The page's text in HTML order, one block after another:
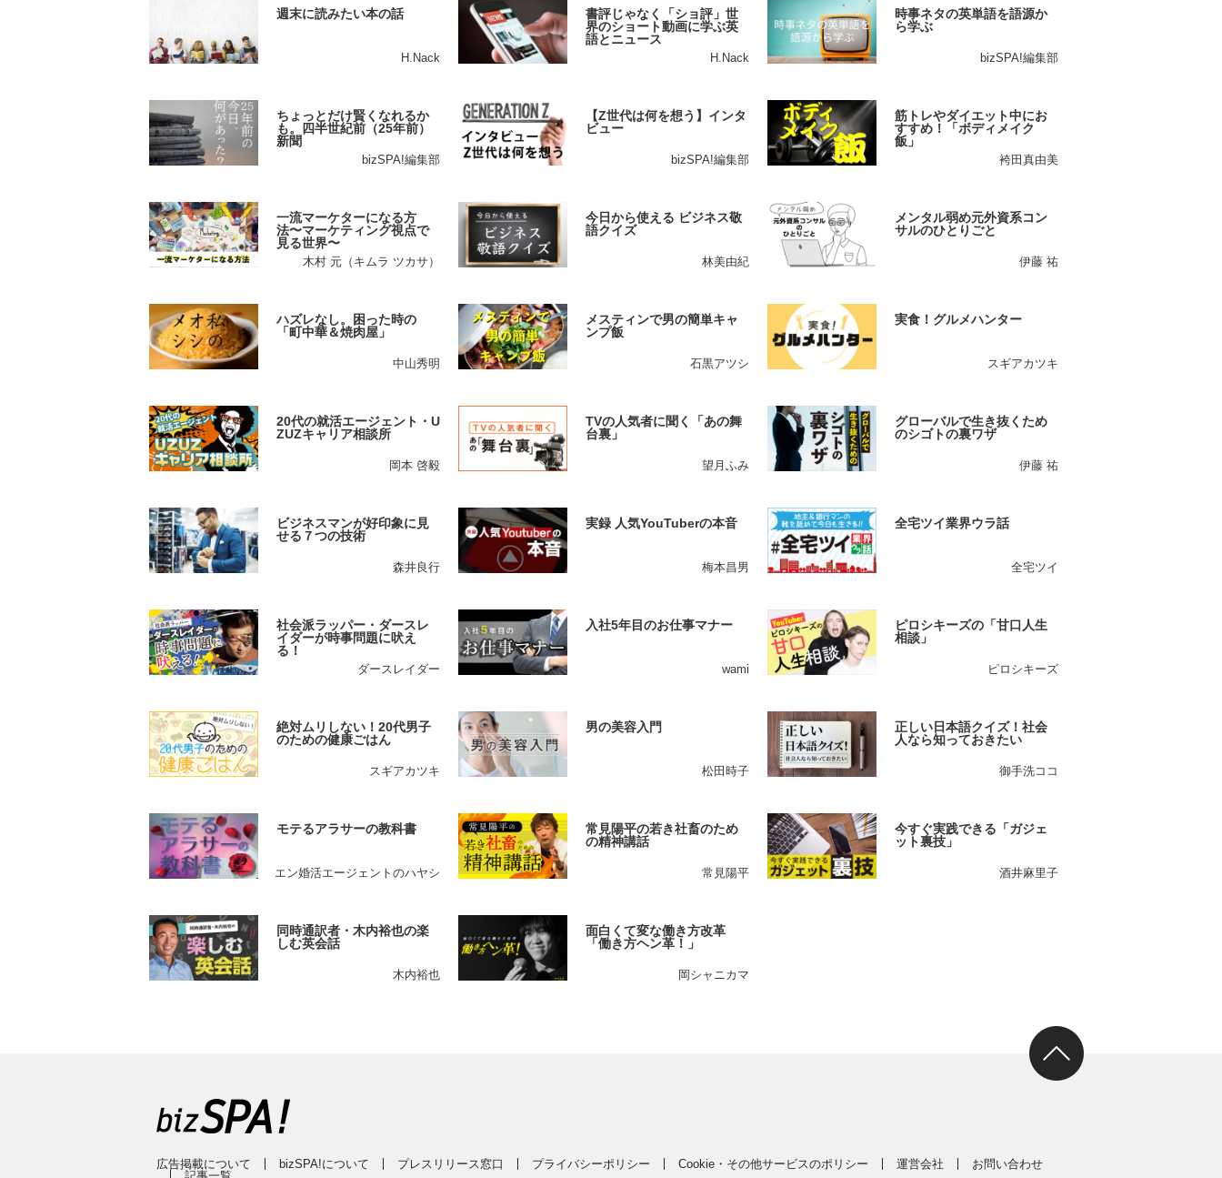
週末に読みたい本の話
H.Nack
書評じゃなく「ショ評」世
界のショート動画に学ぶ英
語とニュース
H.Nack
時事ネタの英単語を語源か
ら学ぶ
bizSPA!編集部
ちょっとだけ賢くなれるか
も。四半世紀前（25年前）
新聞
bizSPA!編集部
【Z世代は何を想う】インタ
ビュー
bizSPA!編集部
筋トレやダイエット中にお
すすめ！「ボディメイク
飯」
袴田真由美
一流マーケターになる方
法〜マーケティング視点で
見る世界〜
木村 元（キムラ ツカサ）
今日から使える ビジネス敬
語クイズ
林美由紀
メンタル弱め元外資系コン
サルのひとりごと
伊藤 祐
ハズレなし。困った時の
「町中華＆焼肉屋」
中山秀明
メスティンで男の簡単キャ
ンプ飯
石黒アツシ
実食！グルメハンター
スギアカツキ
20代の就活エージェント・U
ZUZキャリア相談所
岡本 啓毅
TVの人気者に聞く「あの舞
台裏」
望月ふみ
グローバルで生き抜くため
のシゴトの裏ワザ
伊藤 祐
ビジネスマンが好印象に見
せる７つの技術
森井良行
実録 人気YouTuberの本音
梅本昌男
全宅ツイ業界ウラ話
全宅ツイ
社会派ラッパー・ダースレ
イダーが時事問題に吠え
る！
ダースレイダー
入社5年目のお仕事マナー
wami
ピロシキーズの「甘口人生
相談」
ピロシキーズ
絶対ムリしない！20代男子
のための健康ごはん
スギアカツキ
男の美容入門
松田時子
正しい日本語クイズ！社会
人なら知っておきたい
御手洗ココ
モテるアラサーの教科書
エン婚活エージェントのハヤシ
常見陽平の若き社畜のため
の精神講話
常見陽平
今すぐ実践できる「ガジェ
ット裏技」
酒井麻里子
同時通訳者・木内裕也の楽
しむ英会話
木内裕也
面白くて変な働き方改革
「働き方ヘン革！」
岡シャニカマ
広告掲載について bizSPA!について プレスリリース窓口 プライバシーポリシー Cookie・その他サービスのポリシー 運営会社
お問い合わせ